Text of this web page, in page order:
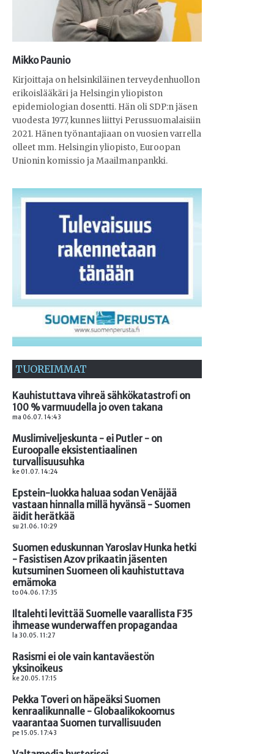
Mikko Paunio
Kirjoittaja on helsinkiläinen terveydenhuollon
erikoislääkäri ja Helsingin yliopiston
epidemiologian dosentti. Hän oli SDP:n jäsen
vuodesta 1977, kunnes liittyi Perussuomalaisiin
2021. Hänen työnantajiaan on vuosien varrella
olleet mm. Helsingin yliopisto, Euroopan
Unionin komissio ja Maailmanpankki.
TUOREIMMAT
Kauhistuttava vihreä sähkökatastrofi on
100 % varmuudella jo oven takana
ma 06.07. 14:43
Muslimiveljeskunta - ei Putler - on
Euroopalle eksistentiaalinen
turvallisuusuhka
ke 01.07. 14:24
Epstein-luokka haluaa sodan Venäjää
vastaan hinnalla millä hyvänsä - Suomen
äidit herätkää
su 21.06. 10:29
Suomen eduskunnan Yaroslav Hunka hetki
- Fasistisen Azov prikaatin jäsenten
kutsuminen Suomeen oli kauhistuttava
emämoka
to 04.06. 17:35
Iltalehti levittää Suomelle vaarallista F35
ihmease wunderwaffen propagandaa
la 30.05. 11:27
Rasismi ei ole vain kantaväestön
yksinoikeus
ke 20.05. 17:15
Pekka Toveri on häpeäksi Suomen
kenraalikunnalle - Globaalikokoomus
vaarantaa Suomen turvallisuuden
pe 15.05. 17:43